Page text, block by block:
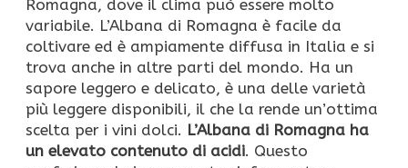
Romagna, dove il clima può essere molto
variabile. L’Albana di Romagna è facile da
coltivare ed è ampiamente diffusa in Italia e si
trova anche in altre parti del mondo. Ha un
sapore leggero e delicato, è una delle varietà
più leggere disponibili, il che la rende un’ottima
scelta per i vini dolci. L’Albana di Romagna ha
un elevato contenuto di acidi. Questo